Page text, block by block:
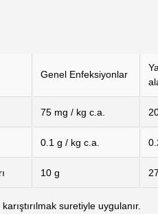
Genel Enfeksiyonlar
75 mg / kg c.a.
0.1 g / kg c.a.
10 g
suretiyle uygulanır.